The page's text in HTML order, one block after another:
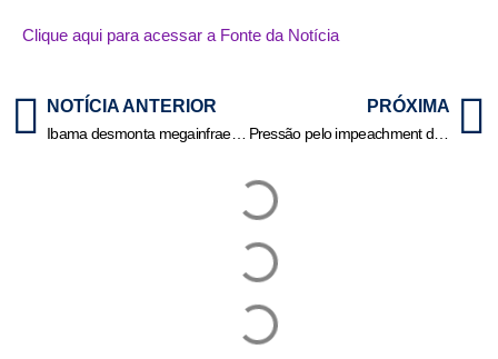
Clique aqui para acessar a Fonte da Notícia
NOTÍCIA ANTERIOR
Ibama desmonta megainfraestrutura do garimpo ilegal na Terra Indígena Sararé | HiperNotícias
PRÓXIMA
Pressão pelo impeachment de Moraes cresce no Senado; 38 parlamentares já apoiam